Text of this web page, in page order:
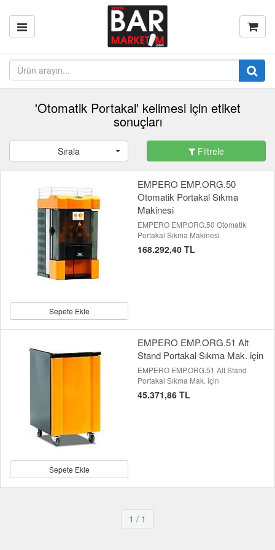
'Otomatik Portakal' kelimesi için etiket
sonuçları
Sırala Filtrele
Sepete Ekle
EMPERO EMP.ORG.50
Otomatik Portakal Sıkma
Makinesi
EMPERO EMP.ORG.50 Otomatik
Portakal Sıkma Makinesi
168.292,40 TL
Sepete Ekle
EMPERO EMP.ORG.51 Alt
Stand Portakal Sıkma Mak. için
EMPERO EMP.ORG.51 Alt Stand
Portakal Sıkma Mak. için
45.371,86 TL
1 / 1